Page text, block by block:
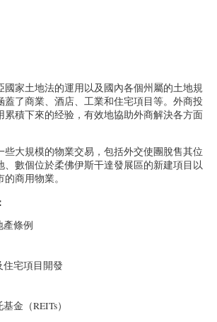
國家土地法的運用以及國內各個州屬的土地規
蓋了商業、酒店、工業和住宅項目等。外商投
累積下來的经验，有效地協助外商解決各方面
些大規模的物業交易，包括外交使團脫售其位
、數個位於柔佛伊斯干達發展區的新建項目以
商用物業。
條例
宅項目開發
金（REITs）